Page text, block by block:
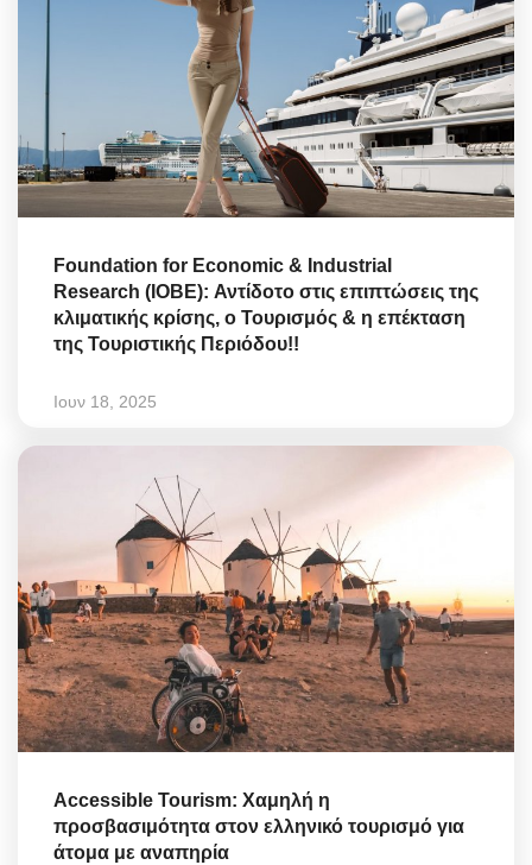
Foundation for Economic & Industrial
Research (IOBE): Αντίδοτο στις επιπτώσεις της
κλιματικής κρίσης, ο Τουρισμός & η επέκταση
της Τουριστικής Περιόδου!!
Ιουν 18, 2025
Accessible Tourism: Χαμηλή η
προσβασιμότητα στον ελληνικό τουρισμό για
άτομα με αναπηρία